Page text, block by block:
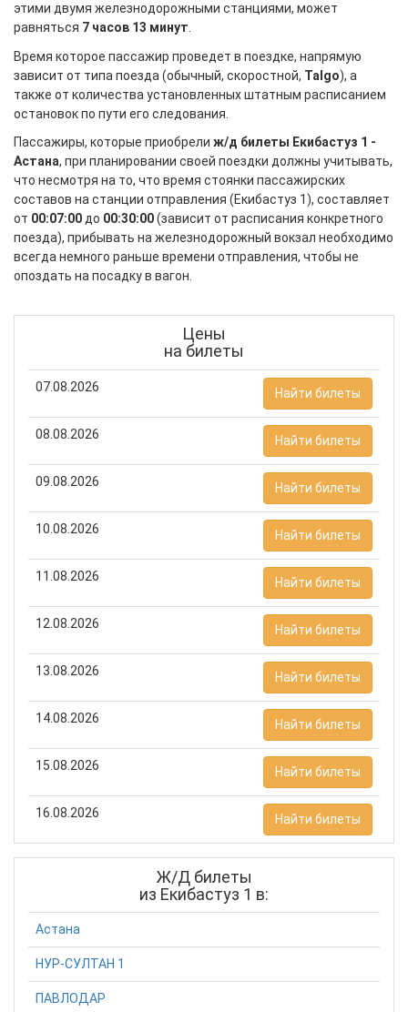
этими двумя железнодорожными станциями, может
равняться 7 часов 13 минут
Время которое пассажир проведет в поездке, напрямую
зависит от типа поезда (обычный, скоростной, Talgo), а
также от количества установленных штатным расписанием
остановок по пути его следования.
Пассажиры, которые приобрели ж/д билеты Екибастуз 1 -
Астана, при планировании своей поездки должны учитывать,
что несмотря на то, что время стоянки пассажирских
составов на станции отправления (Екибастуз 1), составляет
от 00:07:00 до 00:30:00(зависит от расписания конкретного
поезда), прибывать на железнодорожный вокзал необходимо
всегда немного раньше времени отправления, чтобы не
опоздать на посадку в вагон.
Цены
на билеты
07.08.2026 Найти билеты
08.08.2026 Найти билеты
09.08.2026 Найти билеты
10.08.2026 Найти билеты
11.08.2026 Найти билеты
12.08.2026 Найти билеты
13.08.2026 Найти билеты
14.08.2026 Найти билеты
15.08.2026 Найти билеты
16.08.2026 Найти билеты
Ж/Д билеты
из Екибастуз 1 в:
Астана
НУР-СУЛТАН 1
ПАВЛОДАР